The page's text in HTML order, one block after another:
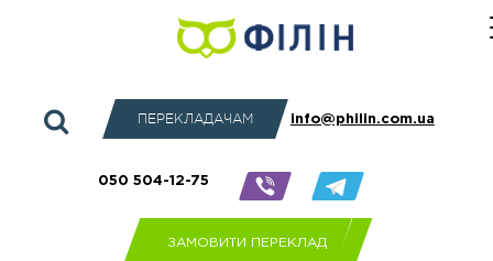
ПЕРЕКЛАДАЧАМ info@philin.com.ua
050 504-12-75
ЗАМОВИТИ ПЕРЕКЛАД